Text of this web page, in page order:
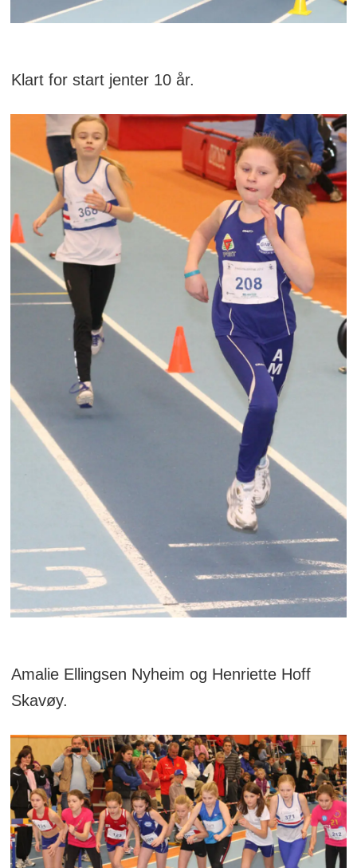
Klart for start jenter 10 år.
Amalie Ellingsen Nyheim og Henriette Hoff
Skavøy.